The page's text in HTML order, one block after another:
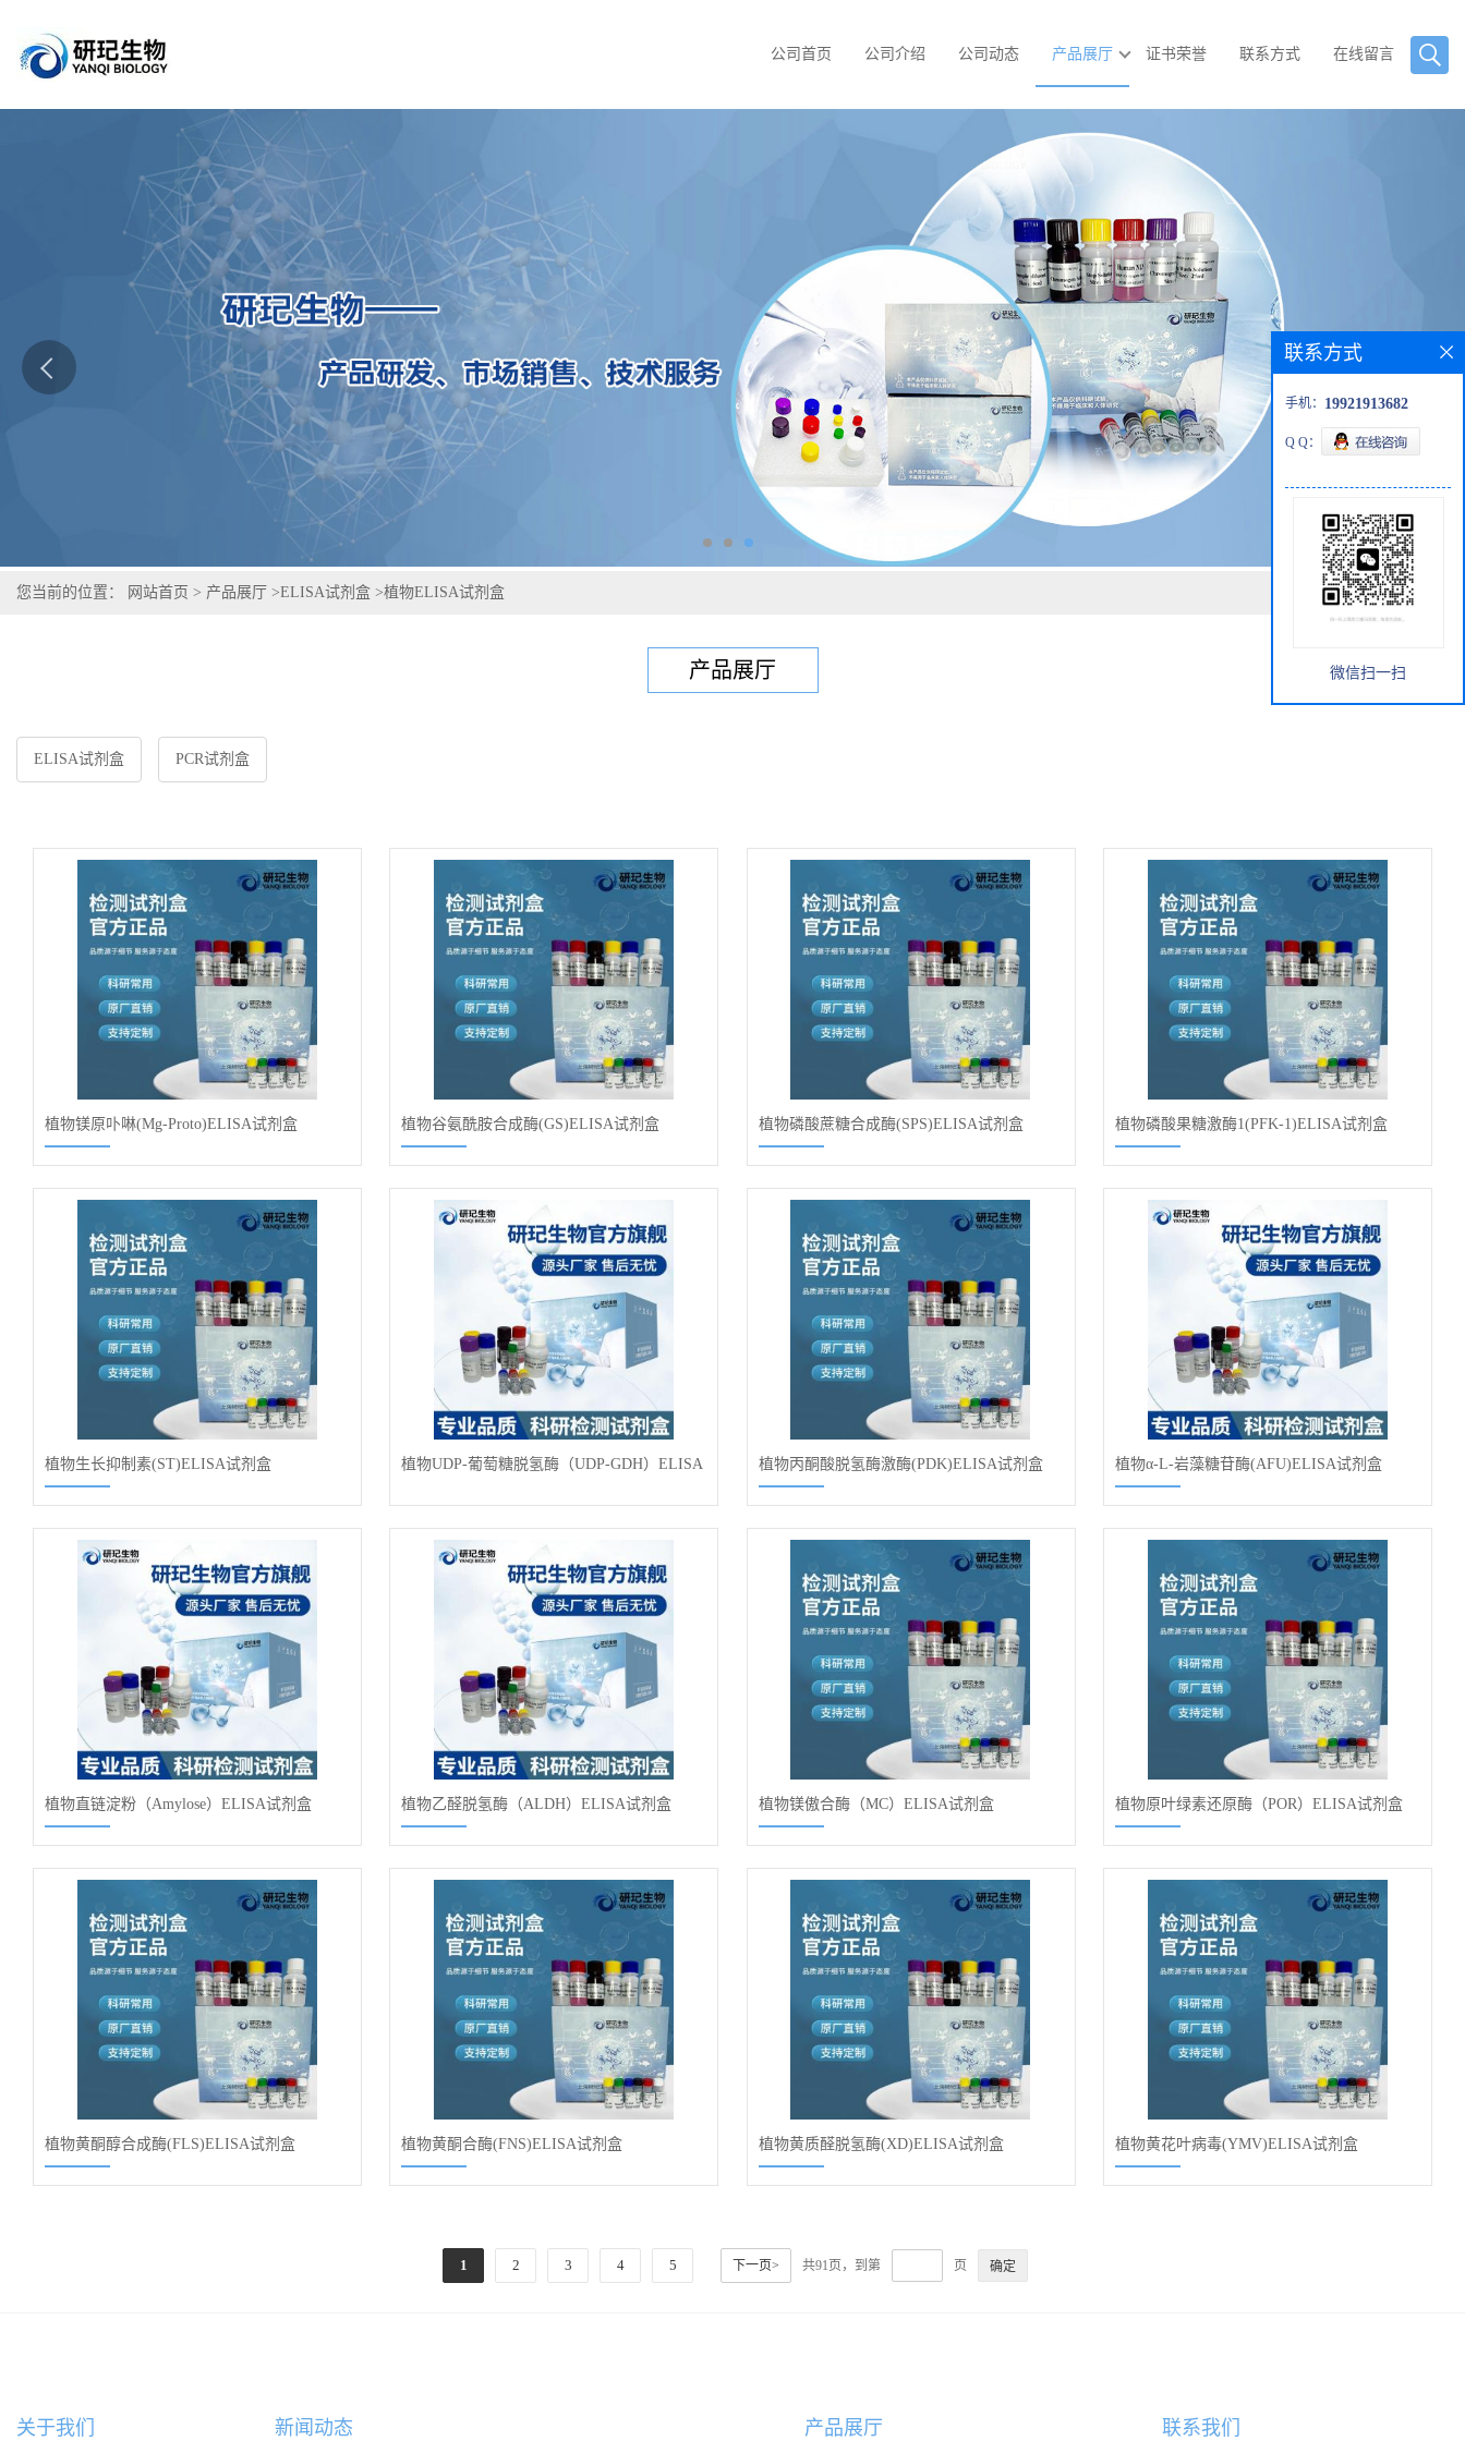
公司首页 公司介绍 公司动态 产品展厅 证书荣誉 联系方式 在线留言
您当前的位置： 网站首页 > 产品展厅 >ELISA试剂盒 >植物ELISA试剂盒
产品展厅
ELISA试剂盒 PCR试剂盒
植物镁原卟啉(Mg-Proto)ELISA试剂盒 植物谷氨酰胺合成酶(GS)ELISA试剂盒 植物磷酸蔗糖合成酶(SPS)ELISA试剂盒 植物磷酸果糖激酶1(PFK-1)ELISA试剂盒
植物生长抑制素(ST)ELISA试剂盒 植物UDP-葡萄糖脱氢酶（UDP-GDH）ELISA 植物丙酮酸脱氢酶激酶(PDK)ELISA试剂盒 植物α-L-岩藻糖苷酶(AFU)ELISA试剂盒
植物直链淀粉（Amylose）ELISA试剂盒 植物乙醛脱氢酶（ALDH）ELISA试剂盒 植物镁傲合酶（MC）ELISA试剂盒 植物原叶绿素还原酶（POR）ELISA试剂盒
植物黄酮醇合成酶(FLS)ELISA试剂盒 植物黄酮合酶(FNS)ELISA试剂盒 植物黄质醛脱氢酶(XD)ELISA试剂盒 植物黄花叶病毒(YMV)ELISA试剂盒
1 2 3 4 5 下一页> 共91页，到第 页
联系方式
手机： 19921913682
Q Q：
微信扫一扫
关于我们 新闻动态 产品展厅 联系我们